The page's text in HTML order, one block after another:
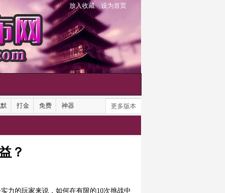
放入收藏 设为首页
打金 免费 神器 更多版本
？
力的玩家来说，如何在有限的10次挑战中